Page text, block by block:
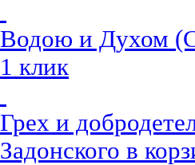
Водою и Духом
1 клик
Грех и
Задонского в